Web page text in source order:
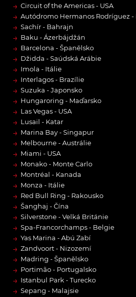
→ Circuit of the Americas - USA
→ Autódromo Hermanos Rodríguez -
→ Sachír - Bahrajn
→ Baku - Ázerbájdžán
→ Barcelona - Španělsko
→ Džidda - Saúdská Arábie
→ Imola - Itálie
→ Interlagos - Brazílie
→ Suzuka - Japonsko
→ Hungaroring - Maďarsko
→ Las Vegas - USA
→ Lusail - Katar
→ Marina Bay - Singapur
→ Melbourne - Austrálie
→ Miami - USA
→ Monako - Monte Carlo
→ Montréal - Kanada
→ Monza - Itálie
→ Red Bull Ring - Rakousko
→ Šanghaj - Čína
→ Silverstone - Velká Británie
→ Spa-Francorchamps - Belgie
→ Yas Marina - Abú Zabí
→ Zandvoort - Nizozemí
→ Madring - Španělsko
→ Portimão - Portugalsko
→ Istanbul Park - Turecko
→ Sepang - Malajsie